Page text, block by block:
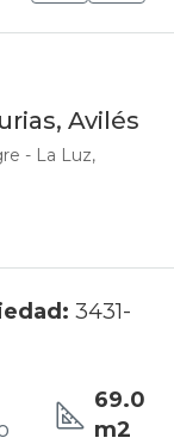
Avilés
- La Luz,
3431-
69.0
m2